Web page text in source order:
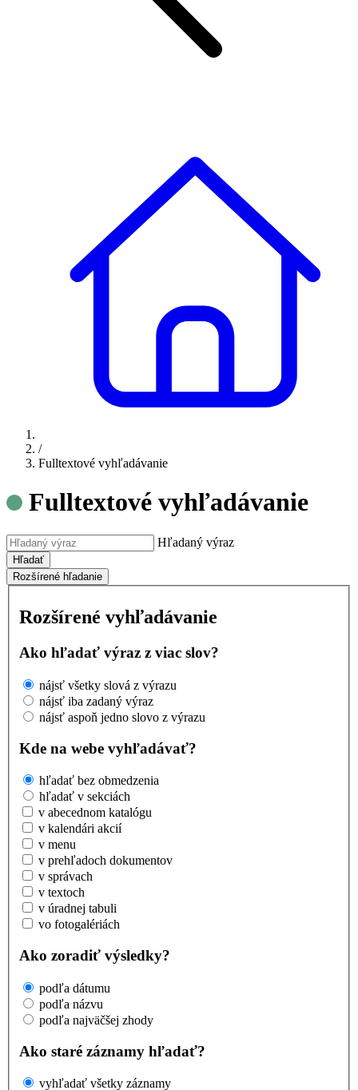
/
Fulltextové vyhľadávanie
Fulltextové vyhľadávanie
Hľadaný výraz
Hľadať
Rozšírené hľadanie
Rozšírené vyhľadávanie
Ako hľadať výraz z viac slov?
nájsť všetky slová z výrazu
nájsť iba zadaný výraz
nájsť aspoň jedno slovo z výrazu
Kde na webe vyhľadávať?
hľadať bez obmedzenia
hľadať v sekciách
v abecednom katalógu
v kalendári akcií
v menu
v prehľadoch dokumentov
v správach
v textoch
v úradnej tabuli
vo fotogalériách
Ako zoradiť výsledky?
podľa dátumu
podľa názvu
podľa najväčšej zhody
Ako staré záznamy hľadať?
vyhľadať všetky záznamy